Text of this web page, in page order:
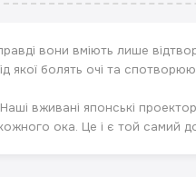
вони вміють лише
якої болять очі та
вживані японські
ока. Це і є той самий